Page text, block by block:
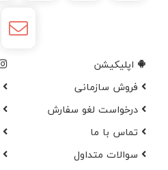
اپلیکیشن
فروش سازمانی
درخواست لغو سفارش
تماس با ما
سوالات متداول